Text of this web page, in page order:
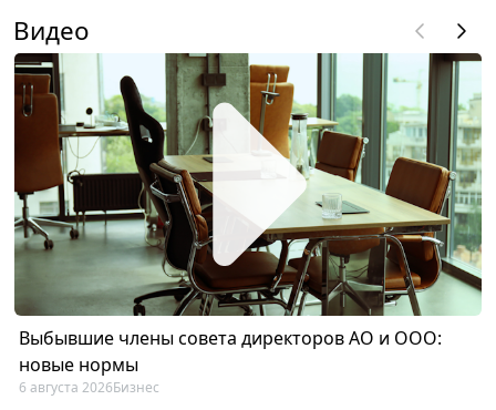
Видео
Выбывшие члены совета директоров АО и ООО:
новые нормы
6 августа 2026Бизнес